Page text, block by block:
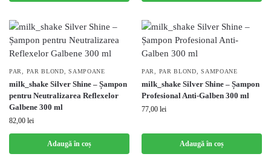
PAR PAR BLOND ,SAMPOANE
milk_shake Silver Shine – Șampon
pentru Neutralizarea Reflexelor
Galbene 300 ml
82,00 lei
Adaugă în coș
PAR PAR BLOND ,SAMPOANE
milk_shake Silver Shine – Șampon
Profesional Anti-Galben 300 ml
77,00 lei
Adaugă în coș